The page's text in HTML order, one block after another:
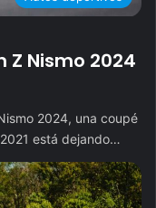
Z Nismo 2024
2024, una coupé
está dejando…